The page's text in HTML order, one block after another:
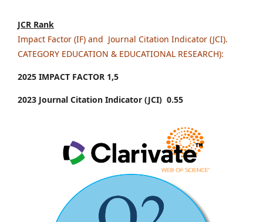
JCR Rank
Impact Factor (IF) and Journal Citation Indicator (JCI).
CATEGORY EDUCATION & EDUCATIONAL RESEARCH):
2025 IMPACT FACTOR 1,5
2023 Journal Citation Indicator (JCI) 0.55